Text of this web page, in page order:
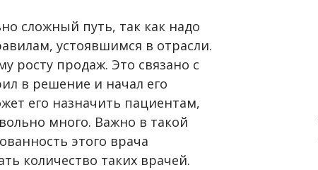
сложный путь, так как надо
устоявшимся в отрасли.
росту продаж. Это связано с
в решение и начал его
его назначить пациентам,
много. Важно в такой
этого врача
количество таких врачей.